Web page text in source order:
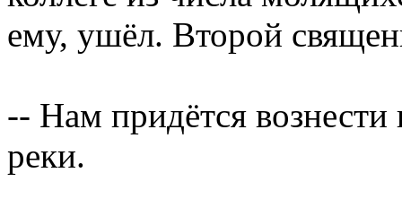
ему, ушёл. Второй
-- Нам придётся
реки.